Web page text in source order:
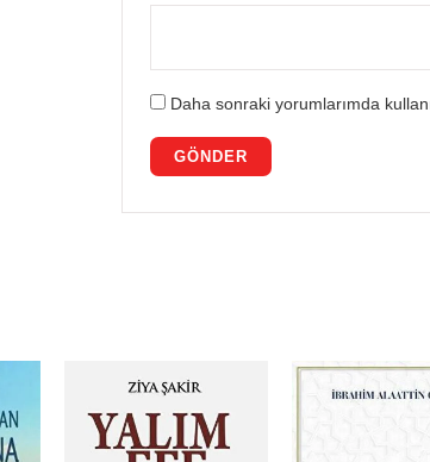
Daha sonraki yorumlarımda